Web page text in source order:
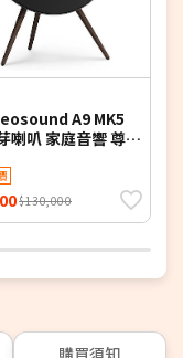
A9 MK5
喇叭 家庭音響 尊爵
$130,000
購買須知